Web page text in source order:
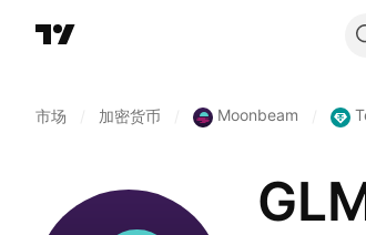
市场 加密货币 Moonbeam